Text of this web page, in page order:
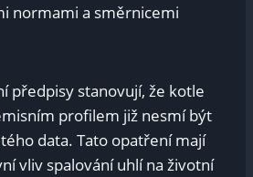
normami ‌a směrnicemi
předpisy‌ stanovují, že⁣ kotle‌
profilem již ⁤nesmí být
data.‍ Tato opatření mají
vliv ‍spalování uhlí ‌na životní‌